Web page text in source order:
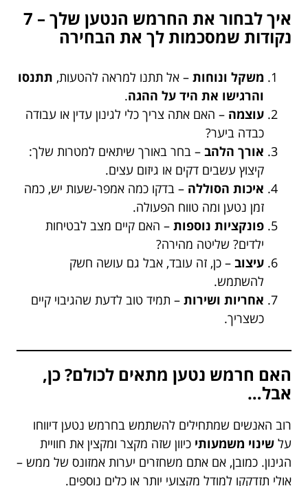
איך לבחור את החרמש הנטען שלך – 7
נקודות שמסכמות לך את הבחירה
משקל ונוחות – אל תתנו למראה להטעות, תתנסו
והרגישו את היד על ההגה.
עוצמה – האם אתה צריך כלי לגינון עדין או עבודה
כבדה ביער?
אורך הלהב – בחר באורך שיתאים למטרות שלך:
קיצוץ עשבים דקים או גיזום עצים.
איכות הסוללה – בדקו כמה אמפר-שעות יש, כמה
זמן נטען ומה טווח הפעולה.
פונקציות נוספות – האם קיים מצב לבטיחות
ילדים? שליטה מהירה?
עיצוב – כן, זה עובד, אבל גם עושה חשק
להשתמש.
אחריות ושירות – תמיד טוב לדעת שהגיבוי קיים
כשצריך.
האם חרמש נטען מתאים לכולם? כן,
אבל…
רוב האנשים שמתחילים להשתמש בחרמש נטען דיווחו
על שינוי משמעותי כיוון שזה מקצר ומקצין את חוויית
הגינון. כמובן, אם אתם משחזרים יערות אמזונס של ממש –
אולי תזדקקו למודל מקצועי יותר או כלים נוספים.